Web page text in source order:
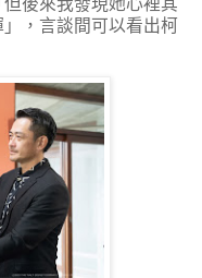
後來我發現她心裡其
，言談間可以看出柯